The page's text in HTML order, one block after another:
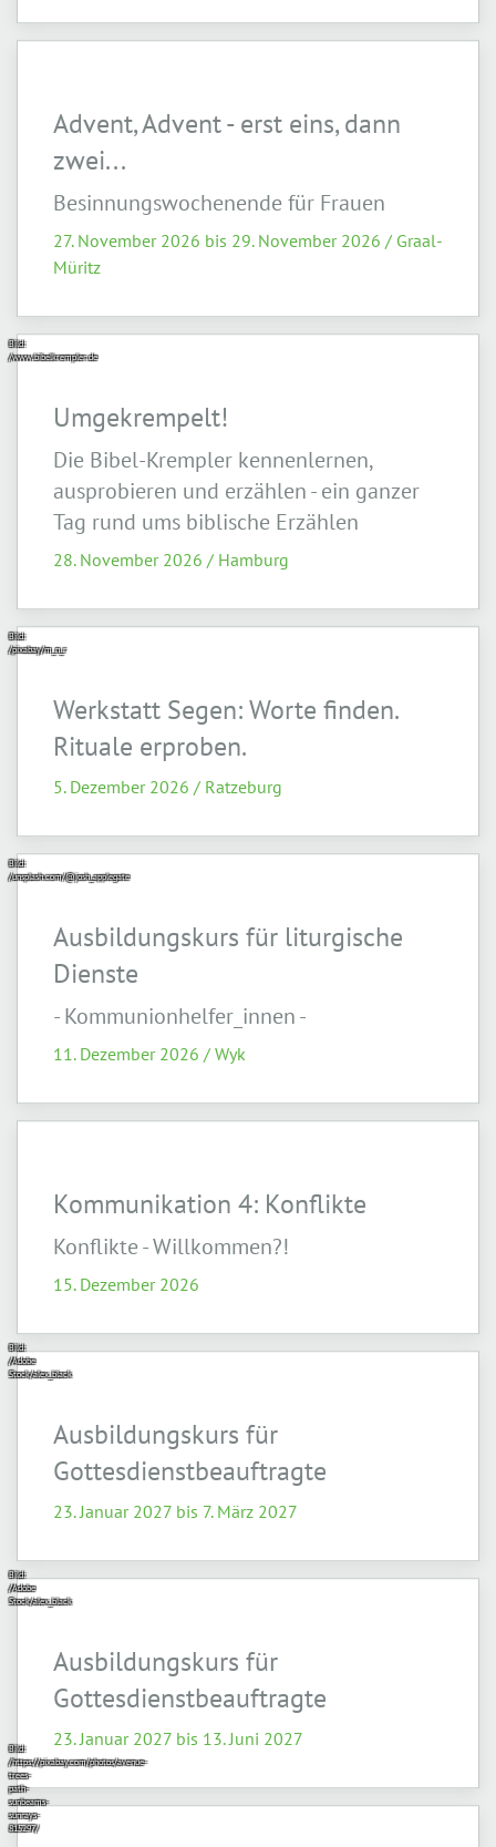
Advent, Advent - erst eins, dann
zwei...
Besinnungswochenende für Frauen
27. November 2026 bis 29. November 2026 / Graal-
Müritz
Bild:
/www.bibelkrempler.de
Umgekrempelt!
Die Bibel-Krempler kennenlernen,
ausprobieren und erzählen - ein ganzer
Tag rund ums biblische Erzählen
28. November 2026 / Hamburg
Bild:
/pixabay/m_n_r
Werkstatt Segen: Worte finden.
Rituale erproben.
5. Dezember 2026 / Ratzeburg
Bild:
/unsplash.com/@josh_applegate
Ausbildungskurs für liturgische
Dienste
- Kommunionhelfer_innen -
11. Dezember 2026 / Wyk
Kommunikation 4: Konflikte
Konflikte - Willkommen?!
15. Dezember 2026
Bild:
/Adobe
Stock/alex_black
Ausbildungskurs für
Gottesdienstbeauftragte
23. Januar 2027 bis 7. März 2027
Bild:
/Adobe
Stock/alex_black
Ausbildungskurs für
Gottesdienstbeauftragte
23. Januar 2027 bis 13. Juni 2027
Bild:
/https://pixabay.com/photos/avenue-
trees-
path-
sunbeams-
sunrays-
815297/